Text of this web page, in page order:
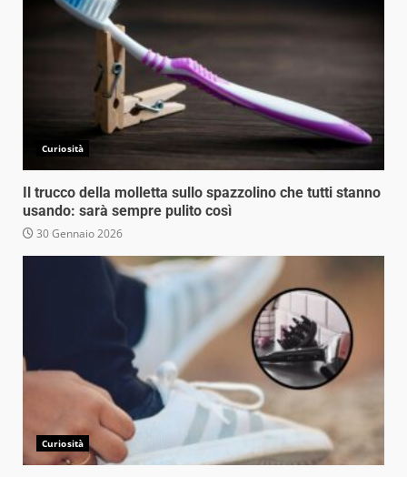
Curiosità
Il trucco della molletta sullo spazzolino che tutti stanno
usando: sarà sempre pulito così
30 Gennaio 2026
Curiosità